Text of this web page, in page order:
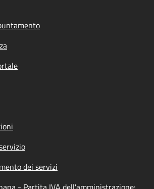
dei servizi